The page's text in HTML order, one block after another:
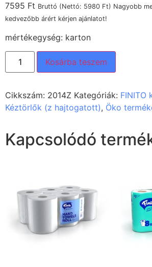
7595 Ft Bruttó (Nettó: 5980 Ft) Nagyobb
kedvezőbb árért kérjen ajánlatot!
mértékegység: karton
Kosárba teszem
Cikkszám: 2014Z Kategóriák: FINITO
Kéztörlők (z hajtogatott), Öko
Kapcsolódó